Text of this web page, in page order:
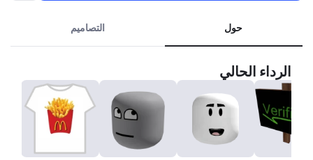
حول التصاميم
الرداء الحالي